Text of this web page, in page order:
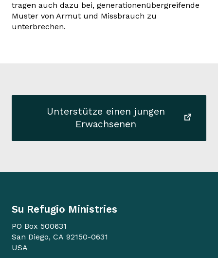
tragen auch dazu bei, generationenübergreifende
Muster von Armut und Missbrauch zu
unterbrechen.
Unterstütze einen jungen
Erwachsenen
Su Refugio Ministries
PO Box 500631
San Diego, CA 92150-0631
USA